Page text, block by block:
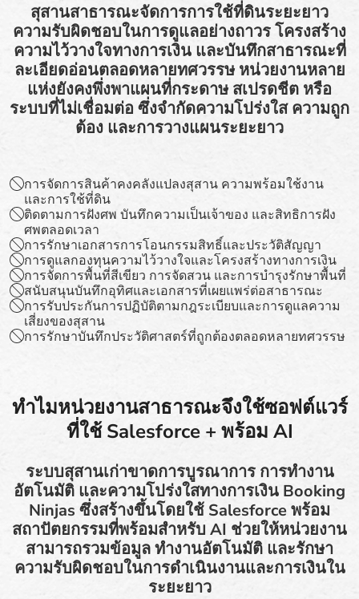
สุสานสาธารณะจัดการการใช้ที่ดินระยะยาว
ความรับผิดชอบในการดูแลอย่างถาวร โครงสร้าง
ความไว้วางใจทางการเงิน และบันทึกสาธารณะที่
ละเอียดอ่อนตลอดหลายทศวรรษ หน่วยงานหลาย
แห่งยังคงพึ่งพาแผนที่กระดาษ สเปรดชีต หรือ
ระบบที่ไม่เชื่อมต่อ ซึ่งจำกัดความโปร่งใส ความถูก
ต้อง และการวางแผนระยะยาว
การจัดการสินค้าคงคลังแปลงสุสาน ความพร้อมใช้งาน
และการใช้ที่ดิน
ติดตามการฝังศพ บันทึกความเป็นเจ้าของ และสิทธิการฝัง
ศพตลอดเวลา
การรักษาเอกสารการโอนกรรมสิทธิ์และประวัติสัญญา
การดูแลกองทุนความไว้วางใจและโครงสร้างทางการเงิน
การจัดการพื้นที่สีเขียว การจัดสวน และการบำรุงรักษาพื้นที่
สนับสนุนบันทึกอุทิศและเอกสารที่เผยแพร่ต่อสาธารณะ
การรับประกันการปฏิบัติตามกฎระเบียบและการดูแลความ
เสี่ยงของสุสาน
การรักษาบันทึกประวัติศาสตร์ที่ถูกต้องตลอดหลายทศวรรษ
ทำไมหน่วยงานสาธารณะจึงใช้ซอฟต์แวร์
ที่ใช้ Salesforce + พร้อม AI
ระบบสุสานเก่าขาดการบูรณาการ การทำงาน
อัตโนมัติ และความโปร่งใสทางการเงิน Booking
Ninjas ซึ่งสร้างขึ้นโดยใช้ Salesforce พร้อม
สถาปัตยกรรมที่พร้อมสำหรับ AI ช่วยให้หน่วยงาน
สามารถรวมข้อมูล ทำงานอัตโนมัติ และรักษา
ความรับผิดชอบในการดำเนินงานและการเงินใน
ระยะยาว